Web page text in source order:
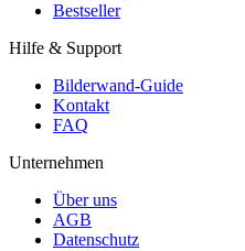
Bestseller
Hilfe & Support
Bilderwand-Guide
Kontakt
FAQ
Unternehmen
Über uns
AGB
Datenschutz